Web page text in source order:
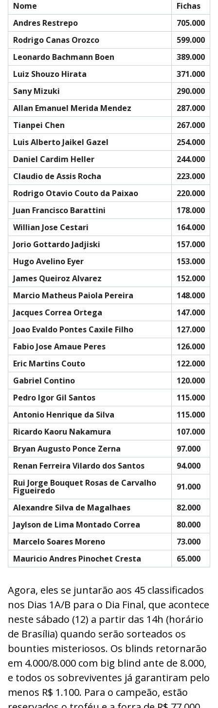
Nome
Fichas
Andres Restrepo
705.000
Rodrigo Canas Orozco
599.000
Leonardo Bachmann Boen
389.000
Luiz Shouzo Hirata
371.000
Sany Mizuki
290.000
Allan Emanuel Merida Mendez
287.000
Tianpei Chen
267.000
Luis Alberto Jaikel Gazel
254.000
Daniel Cardim Heller
244.000
Claudio de Assis Rocha
223.000
Rodrigo Otavio Couto da Paixao
220.000
Juan Francisco Barattini
178.000
Willian Jose Cestari
164.000
Jorio Gottardo Jadjiski
157.000
Hugo Avelino Eyer
153.000
James Queiroz Alvarez
152.000
Marcio Matheus Paiola Pereira
148.000
Jacques Correa Ortega
147.000
Joao Evaldo Pontes Caxile Filho
127.000
Fabio Jose Amaue Peres
126.000
Eric Martins Couto
122.000
Gabriel Contino
120.000
Pedro Igor Gil Santos
115.000
Antonio Henrique da Silva
115.000
Ricardo Kaoru Nakamura
107.000
Bryan Augusto Ponce Zerna
97.000
Renan Ferreira Vilardo dos Santos
94.000
Rui Jorge Bouquet Rosas de Carvalho
Figueiredo
91.000
Alexandre Silva de Magalhaes
82.000
Jaylson de Lima Montado Correa
80.000
Marcelo Soares Moreno
73.000
Mauricio Andres Pinochet Cresta
65.000
Agora, eles se juntarão aos 45 classificados
nos Dias 1A/B para o Dia Final, que acontece
neste sábado (12) a partir das 14h (horário
de Brasília) quando serão sorteados os
bounties misteriosos. Os blinds retornarão
em 4.000/8.000 com big blind ante de 8.000,
e todos os sobreviventes já garantiram pelo
menos R$ 1.100. Para o campeão, estão